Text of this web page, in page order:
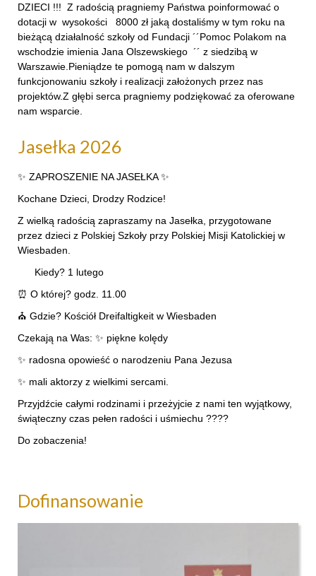
DZIECI !!! Z radością pragniemy Państwa poinformować o
dotacji w wysokości 8000 zł jaką dostaliśmy w tym roku na
bieżącą działalność szkoły od Fundacji ´´Pomoc Polakom na
wschodzie imienia Jana Olszewskiego ´´ z siedzibą w
Warszawie.Pieniądze te pomogą nam w dalszym
funkcjonowaniu szkoły i realizacji założonych przez nas
projektów.Z głębi serca pragniemy podziękować za oferowane
nam wsparcie.
Jasełka 2026
✨ ZAPROSZENIE NA JASEŁKA ✨
Kochane Dzieci, Drodzy Rodzice!
Z wielką radością zapraszamy na Jasełka, przygotowane
przez dzieci z Polskiej Szkoły przy Polskiej Misji Katolickiej w
Wiesbaden.
Kiedy? 1 lutego
⏰ O której? godz. 11.00
⛪ Gdzie? Kościół Dreifaltigkeit w Wiesbaden
Czekają na Was: ✨ piękne kolędy
✨ radosna opowieść o narodzeniu Pana Jezusa
✨ mali aktorzy z wielkimi sercami.
Przyjdźcie całymi rodzinami i przeżyjcie z nami ten wyjątkowy,
świąteczny czas pełen radości i uśmiechu ????
Do zobaczenia!
Dofinansowanie